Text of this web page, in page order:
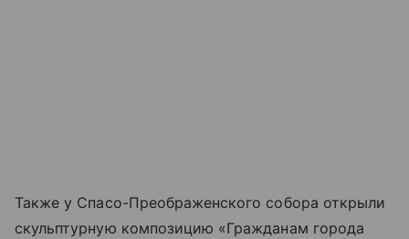
Также у Спасо-Преображенского собора открыли
скульптурную композицию «Гражданам города